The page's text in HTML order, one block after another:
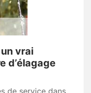
vrai
d’élagage
de service dans